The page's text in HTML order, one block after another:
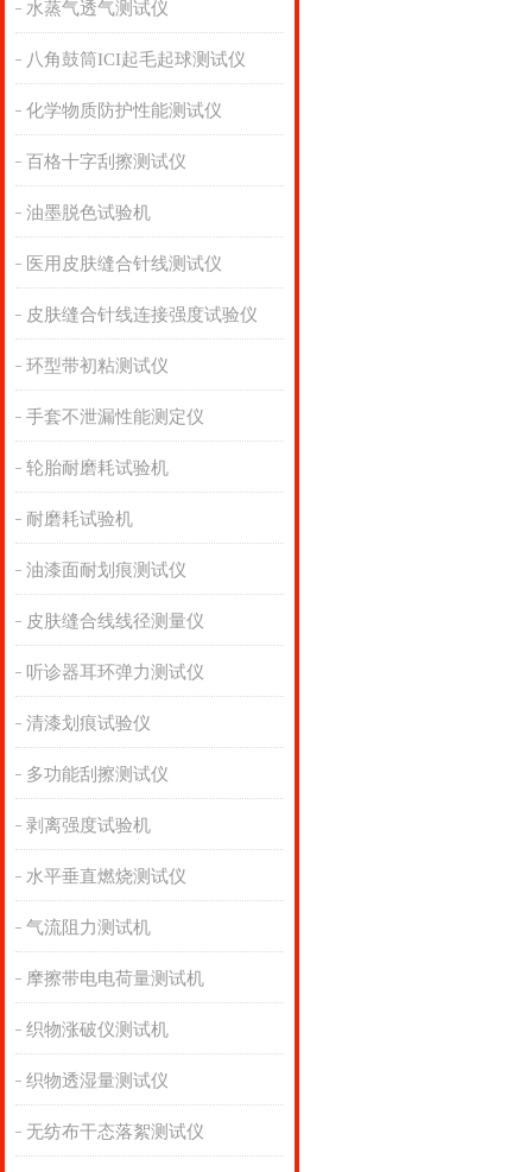
水蒸气透气测试仪
八角鼓筒ICI起毛起球测试仪
化学物质防护性能测试仪
百格十字刮擦测试仪
油墨脱色试验机
医用皮肤缝合针线测试仪
皮肤缝合针线连接强度试验仪
环型带初粘测试仪
手套不泄漏性能测定仪
轮胎耐磨耗试验机
耐磨耗试验机
油漆面耐划痕测试仪
皮肤缝合线线径测量仪
听诊器耳环弹力测试仪
清漆划痕试验仪
多功能刮擦测试仪
剥离强度试验机
水平垂直燃烧测试仪
气流阻力测试机
摩擦带电电荷量测试机
织物涨破仪测试机
织物透湿量测试仪
无纺布干态落絮测试仪